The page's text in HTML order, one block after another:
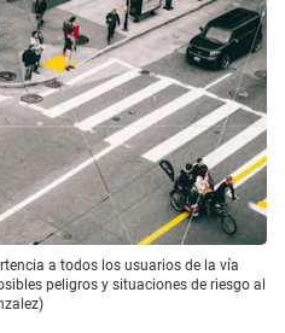
a todos los usuarios de la vía
peligros y situaciones de riesgo al